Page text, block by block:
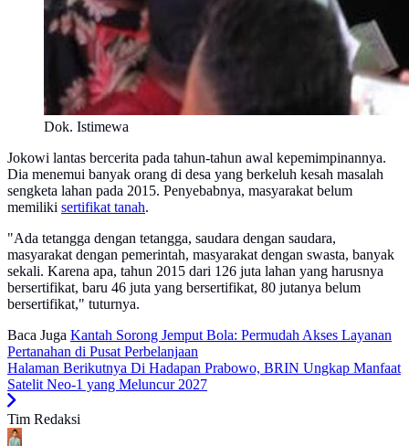
Dok. Istimewa
Jokowi lantas bercerita pada tahun-tahun awal kepemimpinannya.
Dia menemui banyak orang di desa yang berkeluh kesah masalah
sengketa lahan pada 2015. Penyebabnya, masyarakat belum
memiliki sertifikat tanah.
"Ada tetangga dengan tetangga, saudara dengan saudara,
masyarakat dengan pemerintah, masyarakat dengan swasta, banyak
sekali. Karena apa, tahun 2015 dari 126 juta lahan yang harusnya
bersertifikat, baru 46 juta yang bersertifikat, 80 jutanya belum
bersertifikat," tuturnya.
Baca Juga Kantah Sorong Jemput Bola: Permudah Akses Layanan
Pertanahan di Pusat Perbelanjaan
Halaman Berikutnya Di Hadapan Prabowo, BRIN Ungkap Manfaat
Satelit Neo-1 yang Meluncur 2027
Tim Redaksi